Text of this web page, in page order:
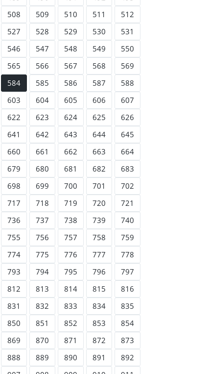
508 509 510 511
512
527 528 529 530
531
546 547 548 549
550
565 566 567 568
569
584 585 586 587
588
603 604 605 606
607
622 623 624 625
626
641 642 643 644
645
660 661 662 663
664
679 680 681 682
683
698 699 700 701
702
717 718 719 720
721
736 737 738 739
740
755 756 757 758
759
774 775 776 777
778
793 794 795 796
797
812 813 814 815
816
831 832 833 834
835
850 851 852 853
854
869 870 871 872
873
888 889 890 891
892